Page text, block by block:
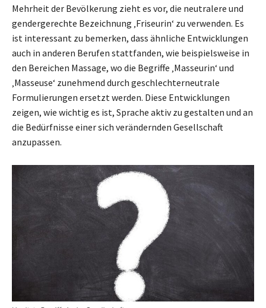
Mehrheit der Bevölkerung zieht es vor, die neutralere und
gendergerechte Bezeichnung ‚Friseurin‘ zu verwenden. Es
ist interessant zu bemerken, dass ähnliche Entwicklungen
auch in anderen Berufen stattfanden, wie beispielsweise in
den Bereichen Massage, wo die Begriffe ‚Masseurin‘ und
‚Masseuse‘ zunehmend durch geschlechterneutrale
Formulierungen ersetzt werden. Diese Entwicklungen
zeigen, wie wichtig es ist, Sprache aktiv zu gestalten und an
die Bedürfnisse einer sich verändernden Gesellschaft
anzupassen.